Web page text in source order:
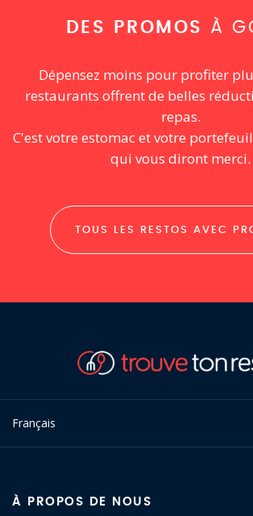
DES PROMOS À
Dépensez moins pour profiter
restaurants offrent de belles
repas.
C'est votre estomac et votre
qui vous diront merci.
TOUS LES RESTOS AVEC
Français
À PROPOS DE NOUS